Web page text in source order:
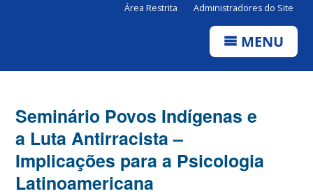
Área Restrita Administradores do Site
MENU
Seminário Povos Indígenas e
a Luta Antirracista –
Implicações para a Psicologia
Latinoamericana